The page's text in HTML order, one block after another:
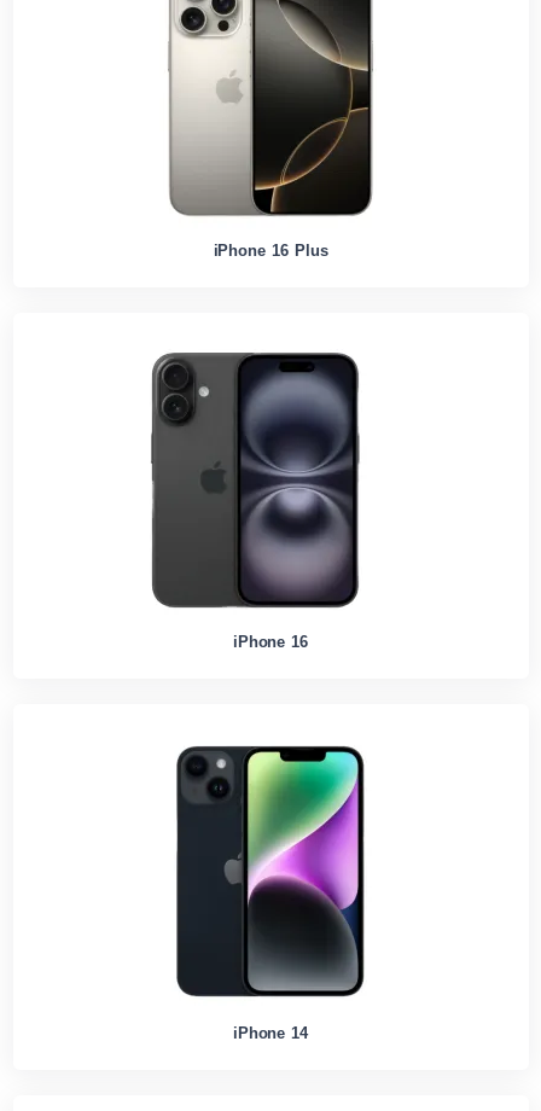
iPhone 16 Plus
iPhone 16
iPhone 14